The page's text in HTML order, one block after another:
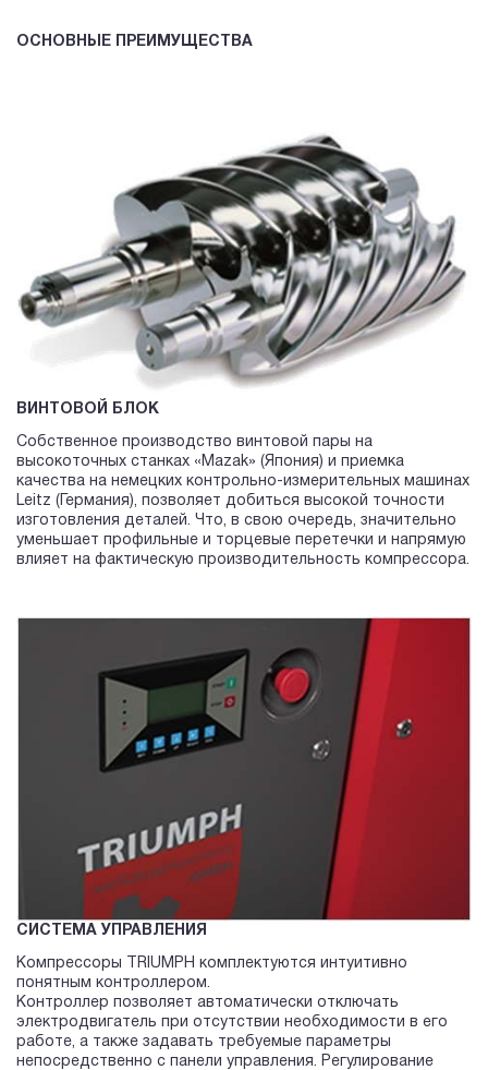
ОСНОВНЫЕ ПРЕИМУЩЕСТВА
ВИНТОВОЙ БЛОК
Собственное производство винтовой пары на
высокоточных станках «Mazak» (Япония) и приемка
качества на немецких контрольно-измерительных машинах
Leitz (Германия), позволяет добиться высокой точности
изготовления деталей. Что, в свою очередь, значительно
уменьшает профильные и торцевые перетечки и напрямую
влияет на фактическую производительность компрессора.
СИСТЕМА УПРАВЛЕНИЯ
Компрессоры TRIUMPH комплектуются интуитивно
понятным контроллером.
Контроллер позволяет автоматически отключать
электродвигатель при отсутствии необходимости в его
работе, а также задавать требуемые параметры
непосредственно с панели управления. Регулирование